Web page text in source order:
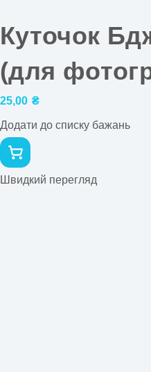
Куточок
(для
25,00 ₴
Додати до списку бажань
Швидкий перегляд